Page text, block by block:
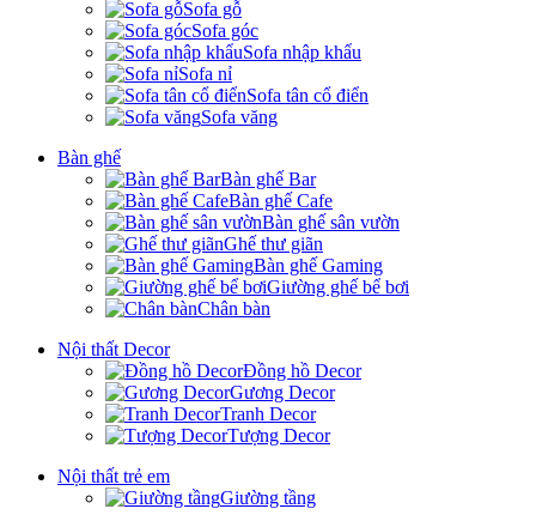
Sofa gỗ
Sofa góc
Sofa nhập khẩu
Sofa nỉ
Sofa tân cổ điển
Sofa văng
Bàn ghế
Bàn ghế Bar
Bàn ghế Cafe
Bàn ghế sân vườn
Ghế thư giãn
Bàn ghế Gaming
Giường ghế bể bơi
Chân bàn
Nội thất Decor
Đồng hồ Decor
Gương Decor
Tranh Decor
Tượng Decor
Nội thất trẻ em
Giường tầng